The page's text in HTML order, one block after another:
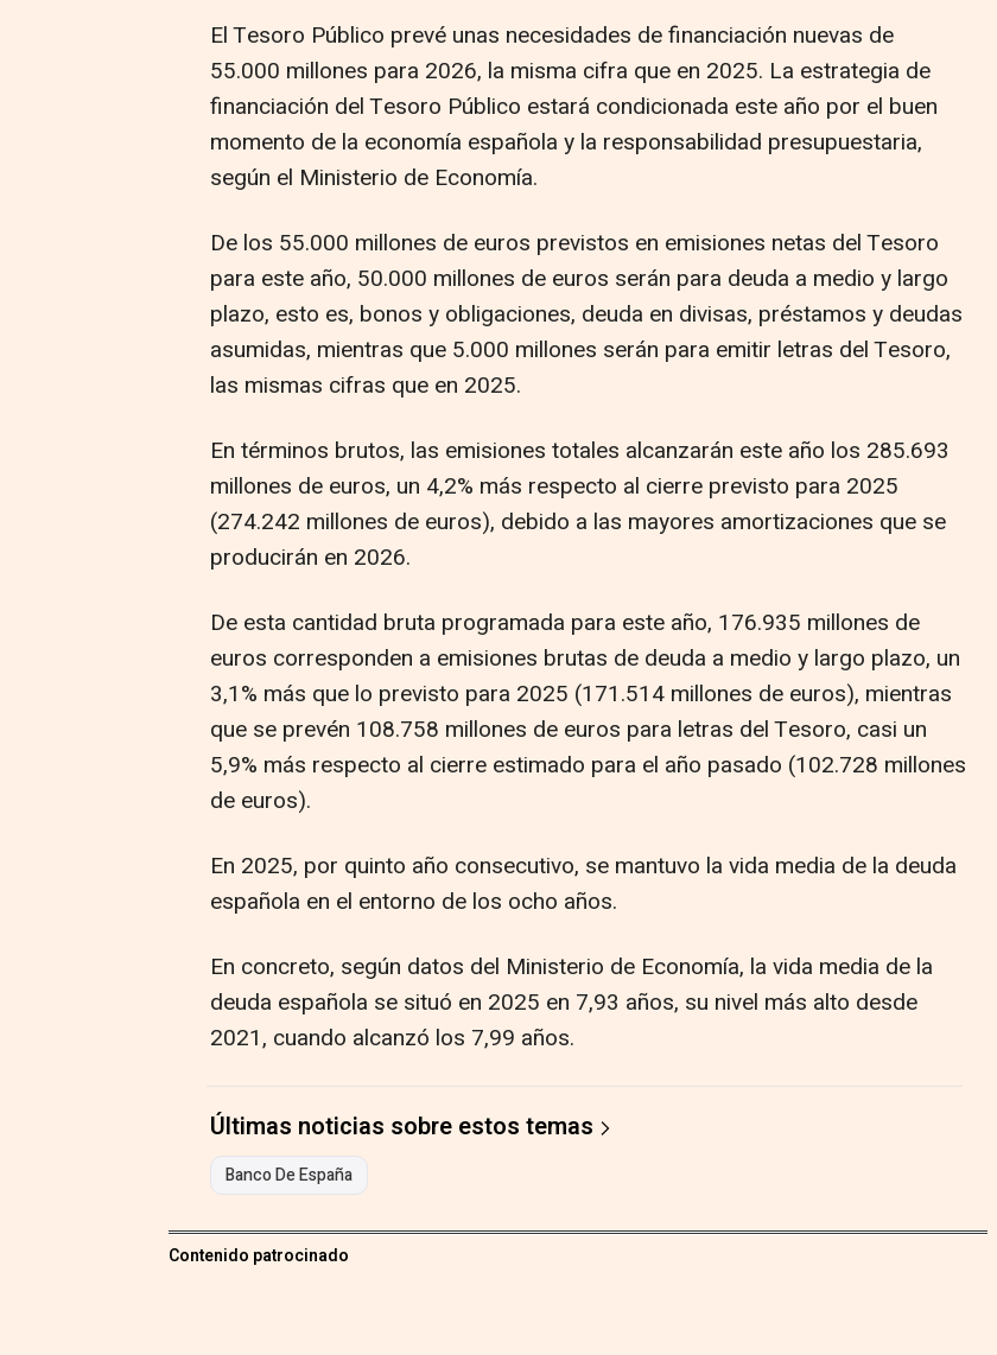
El Tesoro Público prevé unas necesidades de financiación nuevas de
55.000 millones para 2026, la misma cifra que en 2025. La estrategia de
financiación del Tesoro Público estará condicionada este año por el buen
momento de la economía española y la responsabilidad presupuestaria,
según el Ministerio de Economía.
De los 55.000 millones de euros previstos en emisiones netas del Tesoro
para este año, 50.000 millones de euros serán para deuda a medio y largo
plazo, esto es, bonos y obligaciones, deuda en divisas, préstamos y deudas
asumidas, mientras que 5.000 millones serán para emitir letras del Tesoro,
las mismas cifras que en 2025.
En términos brutos, las emisiones totales alcanzarán este año los 285.693
millones de euros, un 4,2% más respecto al cierre previsto para 2025
(274.242 millones de euros), debido a las mayores amortizaciones que se
producirán en 2026.
De esta cantidad bruta programada para este año, 176.935 millones de
euros corresponden a emisiones brutas de deuda a medio y largo plazo, un
3,1% más que lo previsto para 2025 (171.514 millones de euros), mientras
que se prevén 108.758 millones de euros para letras del Tesoro, casi un
5,9% más respecto al cierre estimado para el año pasado (102.728 millones
de euros).
En 2025, por quinto año consecutivo, se mantuvo la vida media de la deuda
española en el entorno de los ocho años.
En concreto, según datos del Ministerio de Economía, la vida media de la
deuda española se situó en 2025 en 7,93 años, su nivel más alto desde
2021, cuando alcanzó los 7,99 años.
Últimas noticias sobre estos temas
Banco De España
Contenido patrocinado